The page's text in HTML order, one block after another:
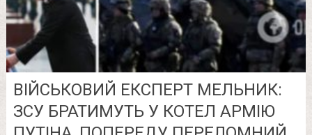
ВІЙСЬКОВИЙ ЕКСПЕРТ МЕЛЬНИК:
ЗСУ БРАТИМУТЬ У КОТЕЛ АРМІЮ